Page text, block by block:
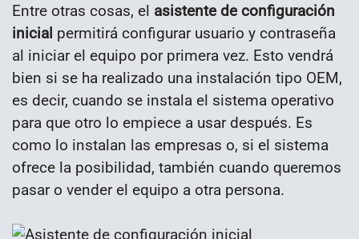
Entre otras cosas, el asistente de configuración
inicial permitirá configurar usuario y contraseña
al iniciar el equipo por primera vez. Esto vendrá
bien si se ha realizado una instalación tipo OEM,
es decir, cuando se instala el sistema operativo
para que otro lo empiece a usar después. Es
como lo instalan las empresas o, si el sistema
ofrece la posibilidad, también cuando queremos
pasar o vender el equipo a otra persona.